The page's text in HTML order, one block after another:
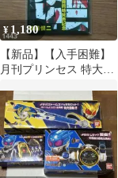
¥ 1,180
【新品】【入手困難】
月刊プリンセス 特大号
アムブックス